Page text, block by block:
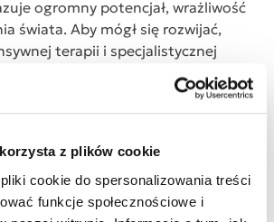
z plików cookie
cookie do spersonalizowania treści
funkcje społecznościowe i
ogromny potencjał, wrażliwość
świata. Aby mógł się rozwijać,
terapii i specjalistycznej
zajęcia, każda godzina pracy
niego krok w stronę
komunikacji i radości z życia.
finansowe rodziny. Dlatego
ma ogromne znaczenie.
Dominikowi kontynuować